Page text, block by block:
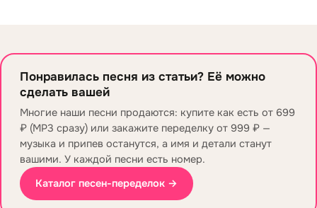
Понравилась песня из статьи? Её можно
сделать вашей
Многие наши песни продаются: купите как есть от 699
₽ (MP3 сразу) или закажите переделку от 999 ₽ —
музыка и припев останутся, а имя и детали станут
вашими. У каждой песни есть номер.
Каталог песен-переделок →